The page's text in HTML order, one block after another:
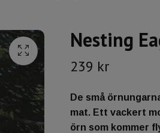
Nesting
239 kr
De små
mat. Ett vackert
örn som kommer